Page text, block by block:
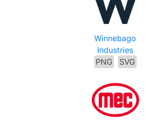
Winnebago
Industries
PNG
SVG